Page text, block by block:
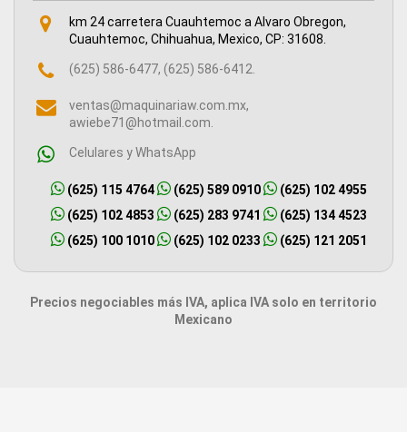
km 24 carretera Cuauhtemoc a Alvaro Obregon,
Cuauhtemoc, Chihuahua, Mexico, CP: 31608.
(625) 586-6477, (625) 586-6412.
ventas@maquinariaw.com.mx,
awiebe71@hotmail.com.
Celulares y WhatsApp
(625) 115 4764 (625) 589 0910
(625) 102 4955
(625) 102 4853
(625) 283 9741
(625) 134 4523
(625) 100 1010
(625) 102 0233 (625) 121 2051
Precios negociables más IVA, aplica IVA solo en territorio
Mexicano